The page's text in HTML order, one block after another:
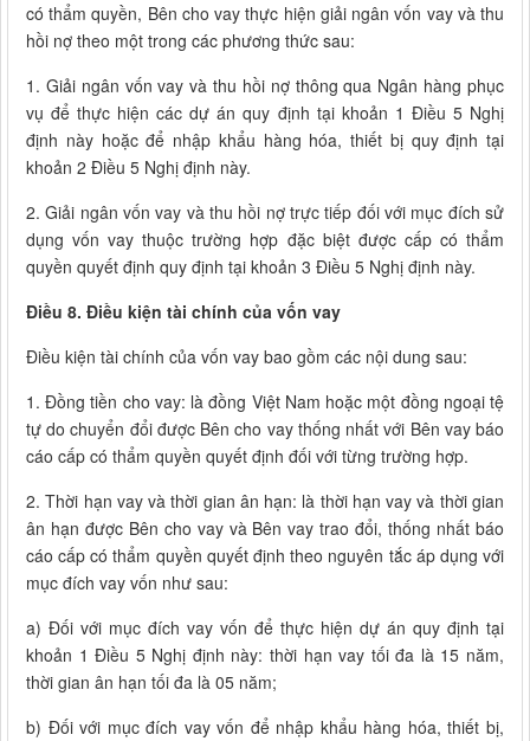
có thẩm quyền, Bên cho vay thực hiện giải ngân vốn vay và thu
hồi nợ theo một trong các phương thức sau:
1. Giải ngân vốn vay và thu hồi nợ thông qua Ngân hàng phục
vụ để thực hiện các dự án quy định tại khoản 1 Điều 5 Nghị
định này hoặc để nhập khẩu hàng hóa, thiết bị quy định tại
khoản 2 Điều 5 Nghị định này.
2. Giải ngân vốn vay và thu hồi nợ trực tiếp đối với mục đích sử
dụng vốn vay thuộc trường hợp đặc biệt được cấp có thẩm
quyền quyết định quy định tại khoản 3 Điều 5 Nghị định này.
Điều 8. Điều kiện tài chính của vốn vay
Điều kiện tài chính của vốn vay bao gồm các nội dung sau:
1. Đồng tiền cho vay: là đồng Việt Nam hoặc một đồng ngoại tệ
tự do chuyển đổi được Bên cho vay thống nhất với Bên vay báo
cáo cấp có thẩm quyền quyết định đối với từng trường hợp.
2. Thời hạn vay và thời gian ân hạn: là thời hạn vay và thời gian
ân hạn được Bên cho vay và Bên vay trao đổi, thống nhất báo
cáo cấp có thẩm quyền quyết định theo nguyên tắc áp dụng với
mục đích vay vốn như sau:
a) Đối với mục đích vay vốn để thực hiện dự án quy định tại
khoản 1 Điều 5 Nghị định này: thời hạn vay tối đa là 15 năm,
thời gian ân hạn tối đa là 05 năm;
b) Đối với mục đích vay vốn để nhập khẩu hàng hóa, thiết bị,